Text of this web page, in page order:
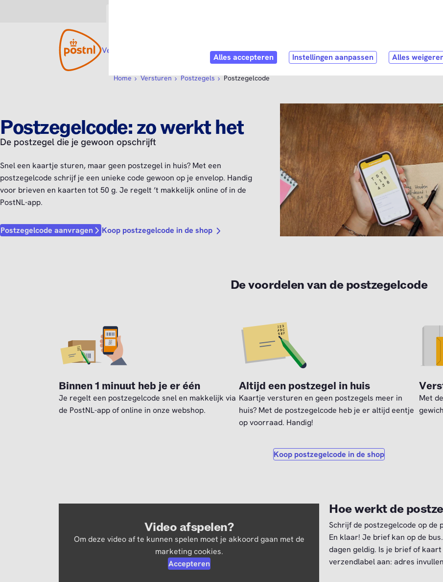
Versturen Open submenu
WebshopOpen submenu
Service & Contact
Home Versturen Postzegels Postzegelcode
Postzegelcode: zo werkt het
De postzegel die je gewoon opschrijft
Snel een kaartje sturen, maar geen postzegel in huis? Met een
postzegelcode schrijf je een unieke code gewoon op je envelop. Handig
voor brieven en kaarten tot 50 g. Je regelt ’t makkelijk online of in de
PostNL-app.
Postzegelcode aanvragen Koop postzegelcode in de shop
De voordelen van de postzegelcode
Binnen 1 minuut heb je er één
Je regelt een postzegelcode snel en makkelijk via
de PostNL-app of online in onze webshop.
Altijd een postzegel in huis
Kaartje versturen en geen postzegels meer in
huis? Met de postzegelcode heb je er altijd eentje
op voorraad. Handig!
Met
Koop postzegelcode in de shop
Video afspelen?
Om deze video af te kunnen spelen moet je akkoord gaan met de
marketing cookies.
Accepteren
Hoe werkt de
Schrijf de postzegelcode op de
En klaar! Je brief kan op de
dagen geldig. Is je brief of
verzendlabel aan: adres